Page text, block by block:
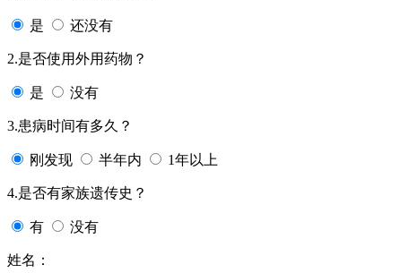
是 还没有
2.是否使用外用药物？
是 没有
3.患病时间有多久？
刚发现 半年内 1年以上
4.是否有家族遗传史？
有 没有
姓名：